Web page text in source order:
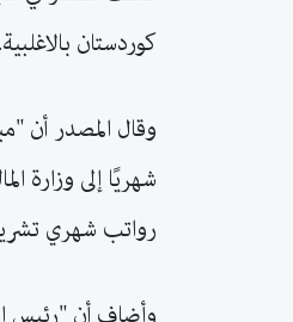
كوردستان بالاغلبية.
شهريًا إلى وزارة
رواتب شهري